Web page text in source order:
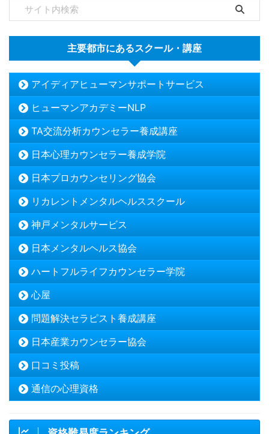
主要都市にあるスクール・講座
アイディアヒューマンサポートサービス
ヒューマンアカデミーNLP
TA交流分析カウンセラー養成講座
日本心理カウンセラー養成学院
日本プロカウンセリング協会
リカレントメンタルヘルススクール
神戸メンタルサービス
日本メンタルヘルス協会
ハートフルライフカウンセラー学院
心屋
問題解決セラピスト養成講座
日本産業カウンセラー協会
口コミ投稿
通信の心理資格